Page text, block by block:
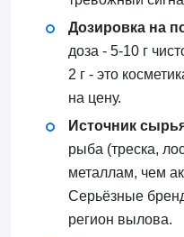
Дозировка на
доза - 5-10 г
2 г - это
на цену.
Источник
рыба (треска,
металлам, чем
Серьёзные
регион вылова.